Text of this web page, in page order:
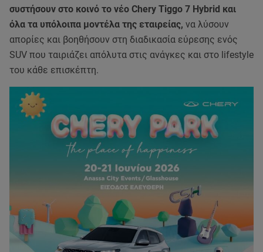
συστήσουν στο κοινό το νέο Chery Tiggo 7 Hybrid και
όλα τα υπόλοιπα μοντέλα της εταιρείας, να λύσουν
απορίες και βοηθήσουν στη διαδικασία εύρεσης ενός
SUV που ταιριάζει απόλυτα στις ανάγκες και στο lifestyle
του κάθε επισκέπτη.